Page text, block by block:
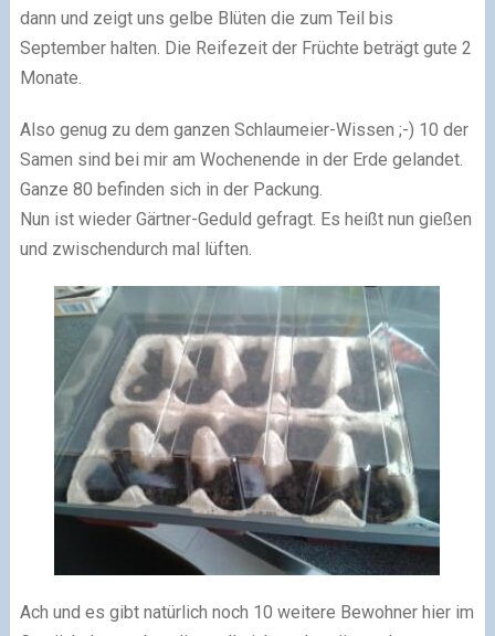
dann und zeigt uns gelbe Blüten die zum Teil bis
September halten. Die Reifezeit der Früchte beträgt gute 2
Monate.
Also genug zu dem ganzen Schlaumeier-Wissen ;-) 10 der
Samen sind bei mir am Wochenende in der Erde gelandet.
Ganze 80 befinden sich in der Packung.
Nun ist wieder Gärtner-Geduld gefragt. Es heißt nun gießen
und zwischendurch mal lüften.
Ach und es gibt natürlich noch 10 weitere Bewohner hier im